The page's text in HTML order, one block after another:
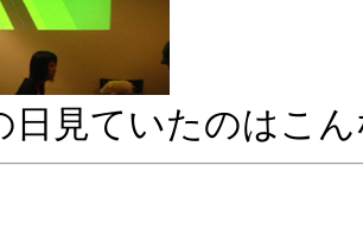
日見ていたのはこ